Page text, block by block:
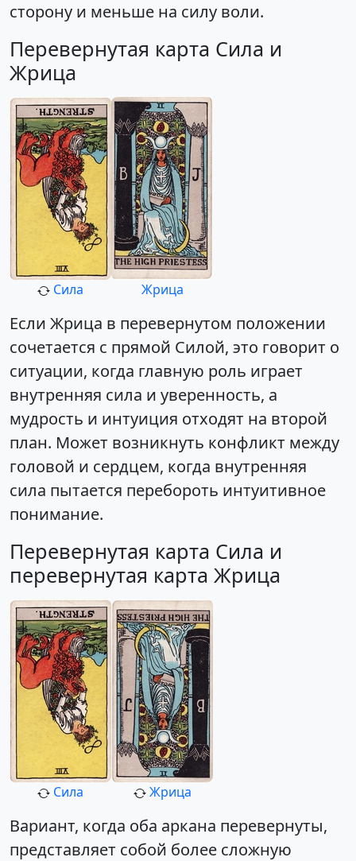
сторону и меньше на силу воли.
Перевернутая карта Сила и
Жрица
Сила Жрица
Если Жрица в перевернутом положении
сочетается с прямой Силой, это говорит о
ситуации, когда главную роль играет
внутренняя сила и уверенность, а
мудрость и интуиция отходят на второй
план. Может возникнуть конфликт между
головой и сердцем, когда внутренняя
сила пытается перебороть интуитивное
понимание.
Перевернутая карта Сила и
перевернутая карта Жрица
Сила Жрица
Вариант, когда оба аркана перевернуты,
представляет собой более сложную